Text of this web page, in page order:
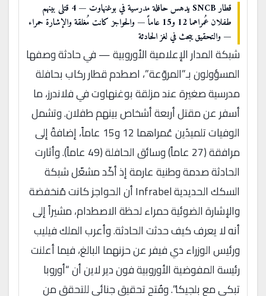
قطار SNCB يدهس حافلة مدرسية في بوغنهاوت — 4 قتلى بينهم
طفلان عُمراهما 12 و15 عاماً — والحواجز كانت مُغلقة والإشارة حمراء
— والتحقيق يبحث في لغز الحادثة
شبكة المدار الإعلامية الأوروبية — في حادثة وصفها
المسؤولون بـ”المروّعة”، اصطدم قطار ركاب بحافلة
مدرسية صغيرة عند مزلقة بوغنهاوت في فلاندرز، ما
أسفر عن مقتل أربعة أشخاص بينهم طفلان. وتشمل
الوفيات تلميذَين عُمراهما 12 و15 عاماً، إضافةً إلى
مرافقة (27 عاماً) وسائق الحافلة (49 عاماً). وأثارت
الحادثة صدمة وطنية عارمة إذ أكّد مشغّل شبكة
السكك الحديدية Infrabel أن الحواجز كانت مُنخفضة
والإشارة الضوئية حمراء لحظة الاصطدام، مشيراً إلى
أنه لا يعرف كيف حدثت الحادثة. وأعرب الملك فيليب
ورئيس الوزراء دي فيفر عن حزنهما البالغ، فيما أعلنت
رئيسة المفوضية الأوروبية فون دير لاين أن “أوروبا
تبكي مع بلجيكا”. وفُتح تحقيق جنائي للتحقق من